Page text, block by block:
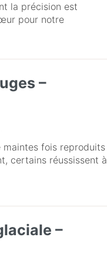
la précision est
pour notre
–
fois reproduits
certains réussissent à
–